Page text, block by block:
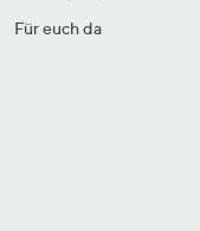
Für euch da